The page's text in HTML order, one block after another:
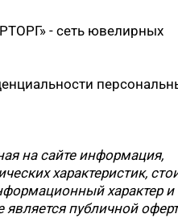
- сеть ювелирных
на сайте информация,
характеристик,
характер и
является публичной